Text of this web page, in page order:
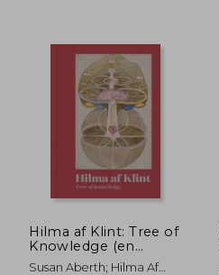
Hilma af Klint: Tree of
Knowledge (en
Inglés)
Susan Aberth; Hilma Af